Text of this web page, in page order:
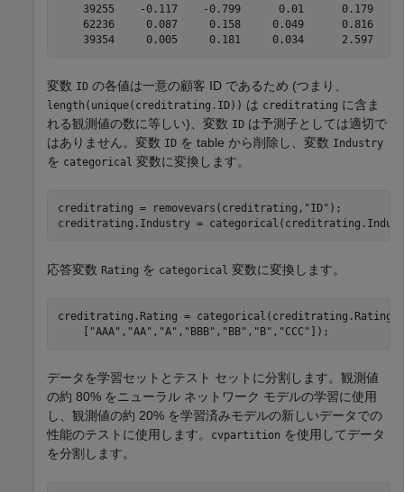
39255    -0.117    -0.799      0.01      0.179
62236     0.087     0.158     0.049      0.816
変数 ID の各値は一意の顧客 ID であるため (つまり、
length(unique(creditrating.ID)) は creditrating に含ま
れる観測値の数に等しい)、変数 ID は予測子としては適切で
はありません。変数 ID を table から削除し、変数 Industry
を categorical 変数に変換します。
creditrating = removevars(creditrating, "ID" );
creditrating.Industry =
応答変数 Rating を categorical 変数に変換します。
creditrating.Rating = categorical(creditrating.Rating,
    [
"AAA" , "AA" , "A" , "BBB" , "BB" , "B" , "CCC" ]);
データを学習セットとテスト セットに分割します。観測値
の約 80% をニューラル ネットワーク モデルの学習に使用
し、観測値の約 20% を学習済みモデルの新しいデータでの
性能のテストに使用します。
cvpartition を使用してデータ
を分割します。